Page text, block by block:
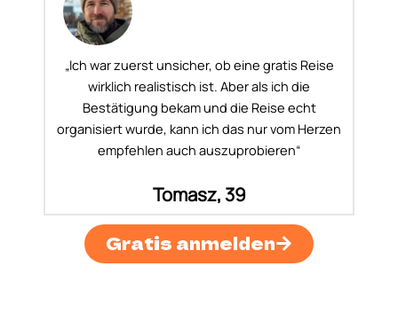
„Ich war zuerst unsicher, ob eine gratis Reise
wirklich realistisch ist. Aber als ich die
Bestätigung bekam und die Reise echt
organisiert wurde, kann ich das nur vom Herzen
empfehlen auch auszuprobieren“
Tomasz, 39
Gratis anmelden